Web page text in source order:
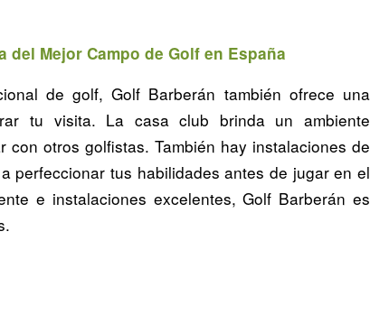
del Mejor Campo de Golf en España
de golf, Golf Barberán también ofrece una
tu visita. La casa club brinda un ambiente
otros golfistas. También hay instalaciones de
perfeccionar tus habilidades antes de jugar en el
e instalaciones excelentes, Golf Barberán es